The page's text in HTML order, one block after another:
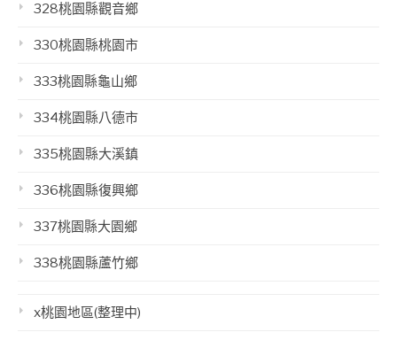
328桃園縣觀音鄉
330桃園縣桃園市
333桃園縣龜山鄉
334桃園縣八德市
335桃園縣大溪鎮
336桃園縣復興鄉
337桃園縣大園鄉
338桃園縣蘆竹鄉
x桃園地區(整理中)